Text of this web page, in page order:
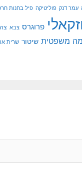
עמר דנק פוליטיקה פיל בחנות
פרוגרס צבא
משפטית שיטור שרית